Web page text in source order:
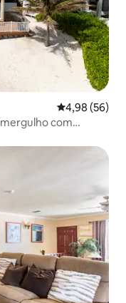
4,98 de uma
4,98 (56)
com